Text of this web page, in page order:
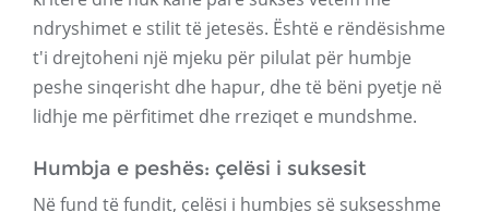
ndryshimet e stilit të jetesës. Është e rëndësishme
t'i drejtoheni një mjeku për pilulat për humbje
peshe sinqerisht dhe hapur, dhe të bëni pyetje në
lidhje me përfitimet dhe rreziqet e mundshme.
Humbja e peshës: çelësi i suksesit
Në fund të fundit, çelësi i humbjes së suksesshme